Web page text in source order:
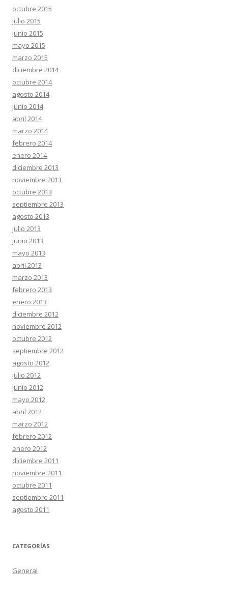
octubre 2015
julio 2015
junio 2015
mayo 2015
marzo 2015
diciembre 2014
octubre 2014
agosto 2014
junio 2014
abril 2014
marzo 2014
febrero 2014
enero 2014
diciembre 2013
noviembre 2013
octubre 2013
septiembre 2013
agosto 2013
julio 2013
junio 2013
mayo 2013
abril 2013
marzo 2013
febrero 2013
enero 2013
diciembre 2012
noviembre 2012
octubre 2012
septiembre 2012
agosto 2012
julio 2012
junio 2012
mayo 2012
abril 2012
marzo 2012
febrero 2012
enero 2012
diciembre 2011
noviembre 2011
octubre 2011
septiembre 2011
agosto 2011
CATEGORÍAS
General